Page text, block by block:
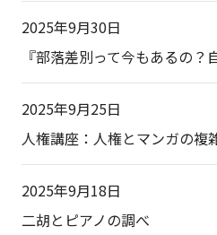
2025年9月30日
『部落差別って今もあるの？
2025年9月25日
人権講座：人権とマンガの複
2025年9月18日
二胡とピアノの調べ